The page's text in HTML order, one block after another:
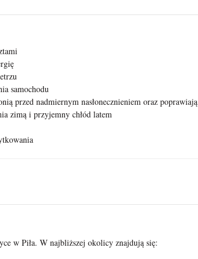
samochodu
przed nadmiernym nasłonecznieniem oraz poprawiają
zimą i przyjemny chłód latem
w Piła. W najbliższej okolicy znajdują się: